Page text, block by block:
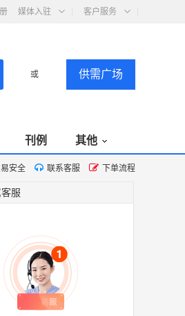
媒体入驻 客户服务
或 供需广场
刊例 其他
安全 联系客服 下单流程
服